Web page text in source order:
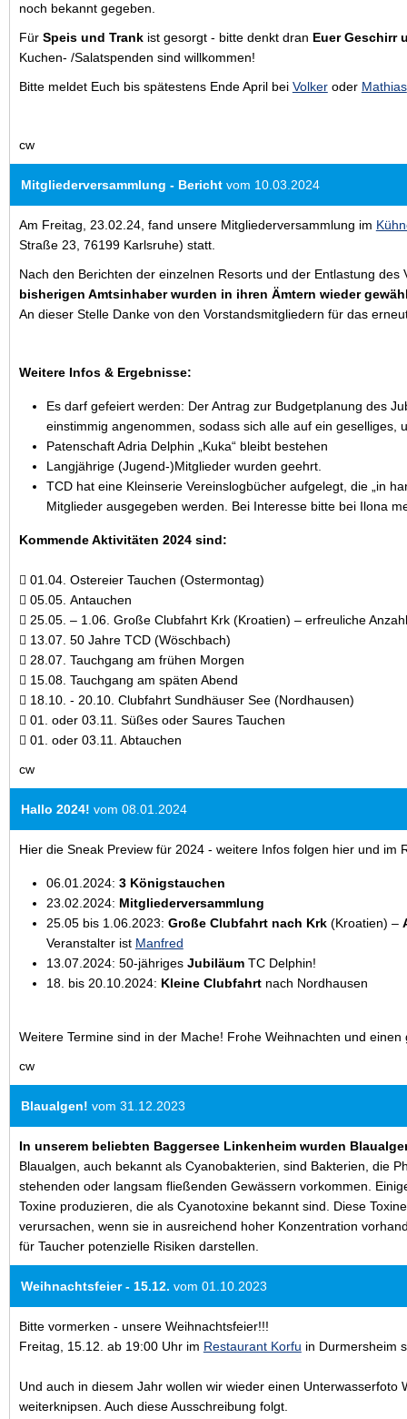
noch bekannt gegeben.
Für Speis und Trankist gesorgt - bitte denkt dran Euer Geschirr
Kuchen- /Salatspenden sind willkommen!
Bitte meldet Euch bis spätestens Ende April bei Volkeroder Mathias
cw
Mitgliederversammlung - Berichtvom 10.03.2024
Am Freitag, 23.02.24, fand unsere Mitgliederversammlung im
Straße 23, 76199 Karlsruhe) statt.
Nach den Berichten der einzelnen Resorts und der Entlastung des
bisherigen Amtsinhaber wurden in ihren Ämtern wieder
An dieser Stelle Danke von den Vorstandsmitgliedern für das
Weitere Infos & Ergebnisse:
Es darf gefeiert werden: Der Antrag zur Budgetplanung des
einstimmig angenommen, sodass sich alle auf ein
Patenschaft Adria Delphin „Kuka“ bleibt bestehen
Langjährige (Jugend-)Mitglieder wurden geehrt.
TCD hat eine Kleinserie Vereinslogbücher aufgelegt, die „in
Mitglieder ausgegeben werden. Bei Interesse bitte bei Ilona
Kommende Aktivitäten 2024 sind:
 01.04. Ostereier Tauchen (Ostermontag)
 05.05. Antauchen
 25.05. – 1.06. Große Clubfahrt Krk (Kroatien) – erfreuliche
 13.07. 50 Jahre TCD (Wöschbach)
 28.07. Tauchgang am frühen Morgen
 15.08. Tauchgang am späten Abend
 18.10. - 20.10. Clubfahrt Sundhäuser See (Nordhausen)
 01. oder 03.11. Süßes oder Saures Tauchen
 01. oder 03.11. Abtauchen
cw
Hallo 2024! vom 08.01.2024
Hier die Sneak Preview für 2024 - weitere Infos folgen hier und im
06.01.2024: 3 Königstauchen
23.02.2024: Mitgliederversammlung
25.05 bis 1.06.2023: Große Clubfahrt nach Krk(Kroatien) –
Veranstalter ist Manfred
13.07.2024: 50-jähriges JubiläumTC Delphin!
18. bis 20.10.2024: Kleine Clubfahrtnach Nordhausen
Weitere Termine sind in der Mache! Frohe Weihnachten und
cw
Blaualgen! vom 31.12.2023
In unserem beliebten Baggersee Linkenheim wurden
Blaualgen, auch bekannt als Cyanobakterien, sind Bakterien, die
stehenden oder langsam fließenden Gewässern vorkommen.
Toxine produzieren, die als Cyanotoxine bekannt sind. Diese
verursachen, wenn sie in ausreichend hoher Konzentration
für Taucher potenzielle Risiken darstellen.
Weihnachtsfeier - 15.12. vom 01.10.2023
Bitte vormerken - unsere Weihnachtsfeier!!!
Freitag, 15.12. ab 19:00 Uhr im Restaurant Korfu in Durmersheim
Und auch in diesem Jahr wollen wir wieder einen Unterwasserfoto
weiterknipsen. Auch diese Ausschreibung folgt.